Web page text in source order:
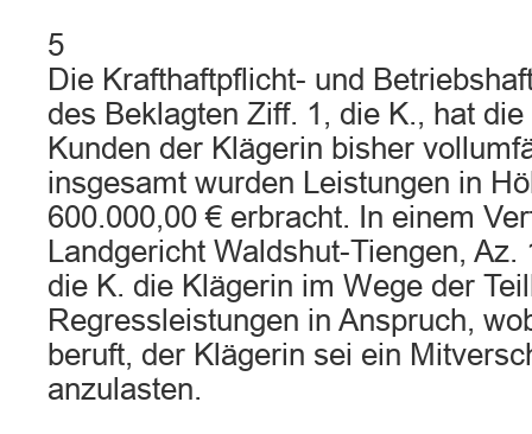
5
Die Krafthaftpflicht- und
des Beklagten Ziff. 1, die K., hat
Kunden der Klägerin bisher
insgesamt wurden Leistungen in
600.000,00 € erbracht. In einem
Landgericht Waldshut-Tiengen,
die K. die Klägerin im Wege der
Regressleistungen in Anspruch,
beruft, der Klägerin sei ein
anzulasten.